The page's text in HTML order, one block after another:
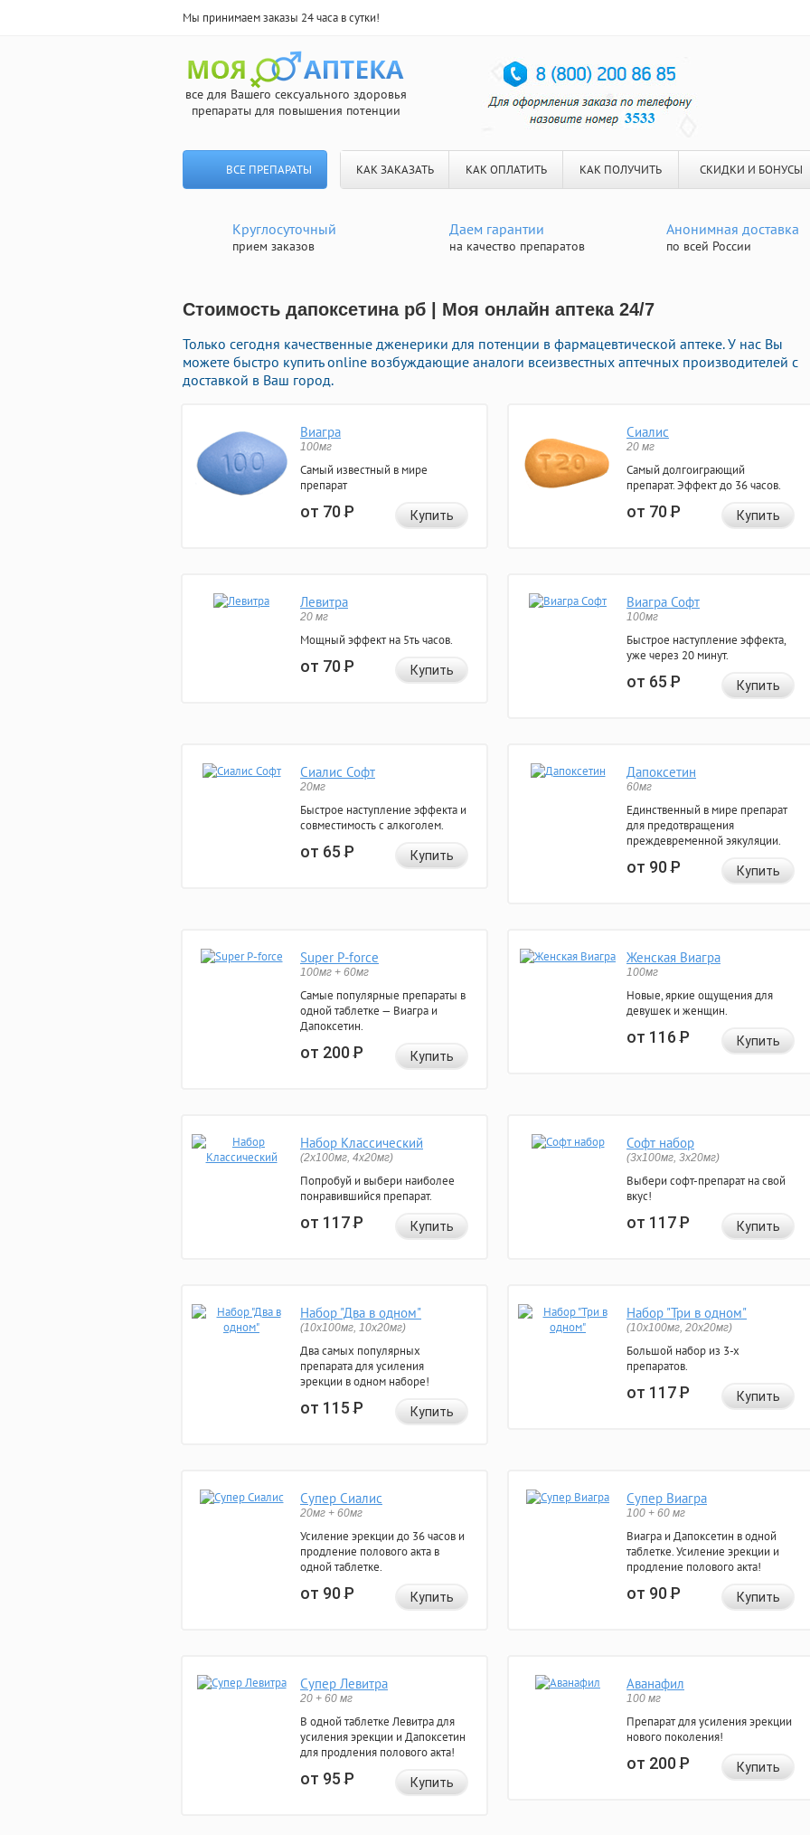
Мы принимаем заказы 24 часа в сутки!
все для Вашего сексуального здоровья
препараты для повышения потенции
ВСЕ ПРЕПАРАТЫ КАК ЗАКАЗАТЬ КАК ОПЛАТИТЬ КАК ПОЛУЧИТЬ СКИДКИ И БОНУСЫ
Круглосуточный
прием заказов
Даем гарантии
на качество препаратов
Анонимная доставка
по всей России
Стоимость дапоксетина рб | Моя онлайн аптека 24/7
Только сегодня качественные дженерики для потенции в фармацевтической аптеке. У нас Вы
можете быстро купить online возбуждающие аналоги всеизвестных аптечных производителей с
доставкой в Ваш город.
Виагра
100мг
Самый известный в мире
препарат
от 70Р Купить
Сиалис
20 мг
Самый долгоиграющий
препарат. Эффект до 36 часов.
от 70Р Купить
Левитра
20 мг
Мощный эффект на 5ть часов.
от 70Р Купить
Виагра Софт
100мг
Быстрое наступление эффекта,
уже через 20 минут.
от 65Р Купить
Сиалис Софт
20мг
Быстрое наступление эффекта и
совместимость с алкоголем.
от 65Р Купить
Дапоксетин
60мг
Единственный в мире препарат
для предотвращения
преждевременной эякуляции.
от 90Р Купить
Super P-force
100мг + 60мг
Самые популярные препараты в
одной таблетке — Виагра и
Дапоксетин.
от 200Р Купить
Женская Виагра
100мг
Новые, яркие ощущения для
девушек и женщин.
от 116Р Купить
Набор Классический
(2x100мг, 4x20мг)
Попробуй и выбери наиболее
понравившийся препарат.
от 117Р Купить
Софт набор
(3x100мг, 3x20мг)
Выбери софт-препарат на свой
вкус!
от 117Р Купить
Набор "Два в одном"
(10x100мг, 10x20мг)
Два самых популярных
препарата для усиления
эрекции в одном наборе!
от 115Р Купить
Набор "Три в одном"
(10x100мг, 20x20мг)
Большой набор из 3-х
препаратов.
от 117Р Купить
Супер Сиалис
20мг + 60мг
Усиление эрекции до 36 часов и
продление полового акта в
одной таблетке.
от 90Р Купить
Супер Виагра
100 + 60 мг
Виагра и Дапоксетин в одной
таблетке. Усиление эрекции и
продление полового акта!
от 90Р Купить
Супер Левитра
20 + 60 мг
В одной таблетке Левитра для
усиления эрекции и Дапоксетин
для продления полового акта!
от 95Р Купить
Аванафил
100 мг
Препарат для усиления эрекции
нового поколения!
от 200Р Купить